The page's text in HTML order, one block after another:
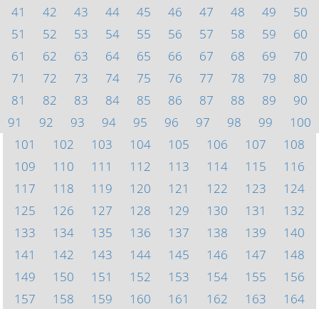
41
42 43 44 45 46 47 48 49
50
51
52 53 54 55 56 57 58 59
60
61
62 63 64 65 66 67 68 69
70
71
72 73 74 75 76 77 78 79
80
81
82 83 84 85 86 87 88 89
90
91
92 93 94 95 96 97 98 99
100
101
102 103 104 105 106 107
108
109
110 111 112 113 114 115
116
117
118 119 120 121 122 123
124
125
126 127 128 129 130 131
132
133
134 135 136 137 138 139
140
141
142 143 144 145 146 147
148
149
150 151 152 153 154 155
156
157
158 159 160 161 162 163
164